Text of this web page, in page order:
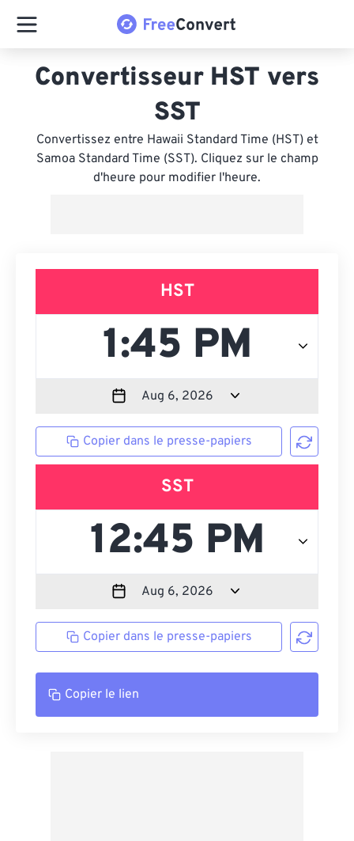
Convertisseur HST vers
SST
Convertissez entre Hawaii Standard Time (HST) et
Samoa Standard Time (SST). Cliquez sur le champ
d'heure pour modifier l'heure.
HST
Copier dans le presse-papiers
SST
Copier dans le presse-papiers
Copier le lien